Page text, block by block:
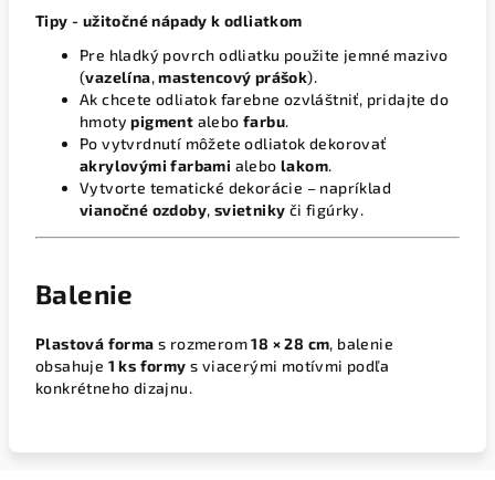
Tipy - užitočné nápady k odliatkom
Pre hladký povrch odliatku použite jemné mazivo
(vazelína,mastencový prášok).
Ak chcete odliatok farebne ozvláštniť, pridajte do
hmotypigment alebofarbu.
Po vytvrdnutí môžete odliatok dekorovať
akrylovými farbami alebolakom.
Vytvorte tematické dekorácie – napríklad
vianočné ozdoby, svietniky či figúrky.
Balenie
Plastová forma s rozmerom18 × 28 cm, balenie
obsahuje 1 ks formy s viacerými motívmi podľa
konkrétneho dizajnu.